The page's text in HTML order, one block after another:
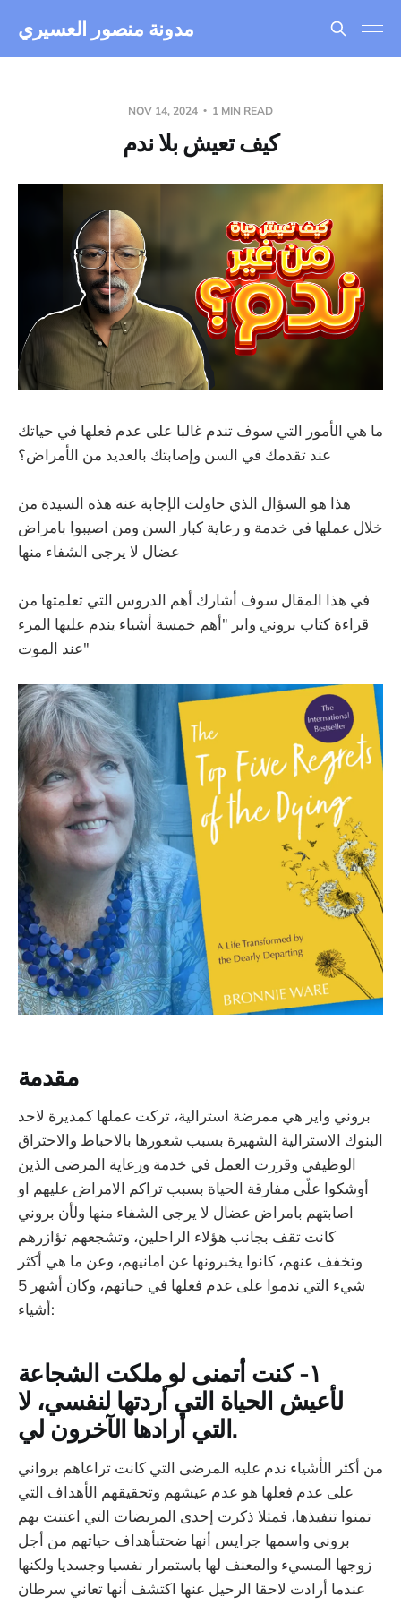
مدونة منصور العسيري
NOV 14, 2024 1 MIN READ
كيف تعيش بلا ندم
ما هي الأمور التي سوف تندم غالبا على عدم فعلها في حياتك
عند تقدمك في السن وإصابتك بالعديد من الأمراض؟
‏هذا هو السؤال الذي حاولت الإجابة عنه هذه السيدة من
خلال عملها في خدمة و رعاية كبار السن ومن اصيبوا بامراض
عضال لا يرجى الشفاء منها
في هذا المقال سوف أشارك أهم الدروس التي تعلمتها من
قراءة كتاب بروني واير "أهم خمسة أشياء يندم عليها المرء
عند الموت"
مقدمة
بروني واير هي ممرضة استرالية، تركت عملها كمديرة لاحد
البنوك الاسترالية الشهيرة بسبب شعورها بالاحباط والاحتراق
الوظيفي وقررت العمل في خدمة ورعاية المرضى الذين
أوشكوا علّى مفارقة الحياة بسبب تراكم الامراض عليهم او
اصابتهم بامراض عضال لا يرجى الشفاء منها ولأن بروني
كانت تقف بجانب هؤلاء الراحلين، وتشجعهم تؤازرهم
وتخفف عنهم، كانوا يخبرونها عن امانيهم، وعن ما هي أكثر
شيء التي ندموا على عدم فعلها في حياتهم، وكان أشهر 5
أشياء:
١- كنت أتمنى لو ملكت الشجاعة
لأعيش الحياة التي أردتها لنفسي، لا
التي أرادها الآخرون لي.
‏من أكثر الأشياء ندم عليه المرضى التي كانت تراعاهم برواني
على عدم فعلها هو عدم عيشهم وتحقيقهم الأهداف التي
تمنوا تنفيذها، فمثلا ذكرت إحدى المريضات التي اعتنت بهم
بروني واسمها جرايس أنها ضحتبأهداف حياتهم من أجل
زوجها المسيء والمعنف لها باستمرار نفسيا وجسديا ولكنها
عندما أرادت لاحقا الرحيل عنها اكتشف أنها تعاني سرطان